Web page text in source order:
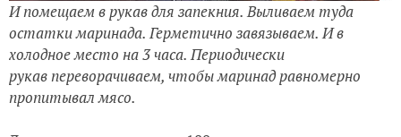
И помещаем в рукав для запекния. Выливаем туда
остатки маринада. Герметично завязываем. И в
холодное место на 3 часа. Периодически
рукав переворачиваем, чтобы маринад равномерно
пропитывал мясо.